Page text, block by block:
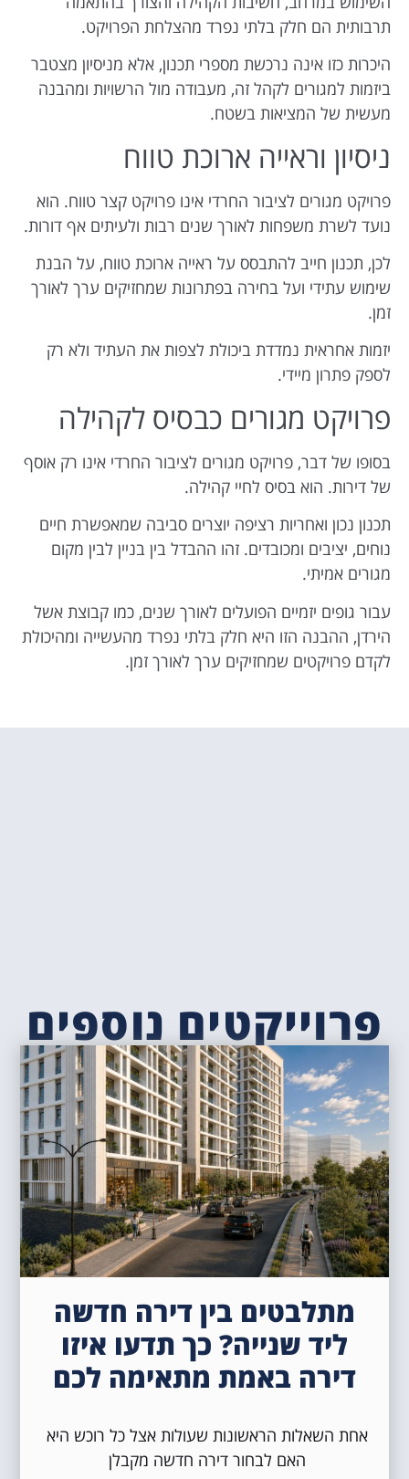
תרבותית הם חלק בלתי נפרד מהצלחת הפרויקט.
היכרות כזו אינה נרכשת מספרי תכנון, אלא מניסיון מצטבר
ביזמות למגורים לקהל זה, מעבודה מול הרשויות ומהבנה
מעשית של המציאות בשטח.
ניסיון וראייה ארוכת טווח
פרויקט מגורים לציבור החרדי אינו פרויקט קצר טווח. הוא
נועד לשרת משפחות לאורך שנים רבות ולעיתים אף דורות.
לכן, תכנון חייב להתבסס על ראייה ארוכת טווח, על הבנת
שימוש עתידי ועל בחירה בפתרונות שמחזיקים ערך לאורך
זמן.
יזמות אחראית נמדדת ביכולת לצפות את העתיד ולא רק
לספק פתרון מיידי.
פרויקט מגורים כבסיס לקהילה
בסופו של דבר, פרויקט מגורים לציבור החרדי אינו רק אוסף
של דירות. הוא בסיס לחיי קהילה.
תכנון נכון ואחריות רציפה יוצרים סביבה שמאפשרת חיים
נוחים, יציבים ומכובדים. זהו ההבדל בין בניין לבין מקום
מגורים אמיתי.
עבור גופים יזמיים הפועלים לאורך שנים, כמו קבוצת אשל
הירדן, ההבנה הזו היא חלק בלתי נפרד מהעשייה ומהיכולת
לקדם פרויקטים שמחזיקים ערך לאורך זמן.
פרוייקטים נוספים
מתלבטים בין דירה חדשה
ליד שנייה? כך תדעו איזו
דירה באמת מתאימה לכם
אחת השאלות הראשונות שעולות אצל כל רוכש היא
האם לבחור דירה חדשה מקבלן